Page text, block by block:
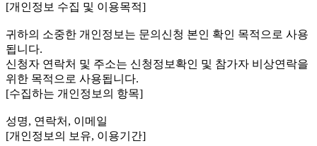
[개인정보 수집 및 이용목적]
귀하의 소중한 개인정보는 문의신청 본인 확인 목적으로 사용
됩니다.
신청자 연락처 및 주소는 신청정보확인 및 참가자 비상연락을
위한 목적으로 사용됩니다.
[수집하는 개인정보의 항목]
성명, 연락처, 이메일
[개인정보의 보유, 이용기간]